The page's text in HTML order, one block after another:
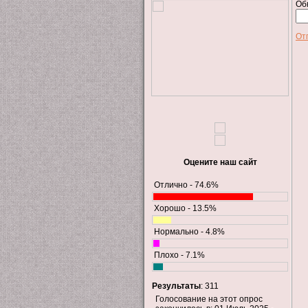
Оцените наш сайт
Отлично - 74.6%
Хорошо - 13.5%
Нормально - 4.8%
Плохо - 7.1%
Результаты: 311
Голосование на этот опрос